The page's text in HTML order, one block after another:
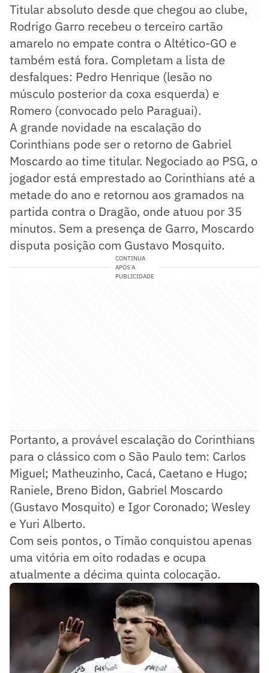
Titular absoluto desde que chegou ao clube,
Rodrigo Garro recebeu o terceiro cartão
amarelo no empate contra o Altético-GO e
também está fora. Completam a lista de
desfalques: Pedro Henrique (lesão no
músculo posterior da coxa esquerda) e
Romero (convocado pelo Paraguai).
A grande novidade na escalação do
Corinthians pode ser o retorno de Gabriel
Moscardo ao time titular. Negociado ao PSG, o
jogador está emprestado ao Corinthians até a
metade do ano e retornou aos gramados na
partida contra o Dragão, onde atuou por 35
minutos. Sem a presença de Garro, Moscardo
disputa posição com Gustavo Mosquito.
CONTINUA
APÓS A
PUBLICIDADE
Portanto, a provável escalação do Corinthians
para o clássico com o São Paulo tem: Carlos
Miguel; Matheuzinho, Cacá, Caetano e Hugo;
Raniele, Breno Bidon, Gabriel Moscardo
(Gustavo Mosquito) e Igor Coronado; Wesley
e Yuri Alberto.
Com seis pontos, o Timão conquistou apenas
uma vitória em oito rodadas e ocupa
atualmente a décima quinta colocação.